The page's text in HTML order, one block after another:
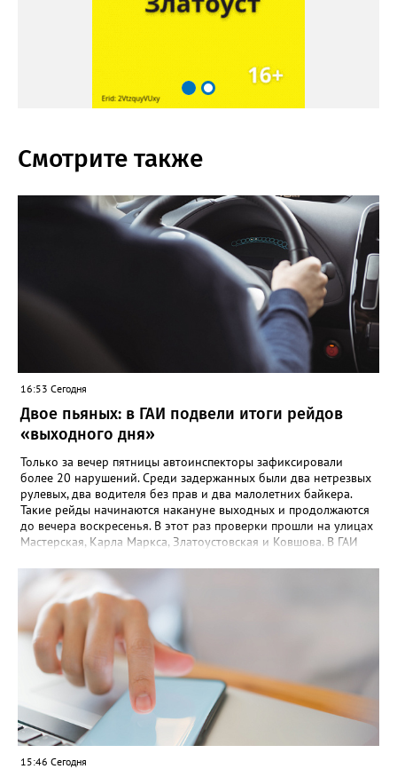
Смотрите также
16:53 Сегодня
Двое пьяных: в ГАИ подвели итоги рейдов
«выходного дня»
Только за вечер пятницы автоинспекторы зафиксировали
более 20 нарушений. Среди задержанных были два нетрезвых
рулевых, два водителя без прав и два малолетних байкера.
Такие рейды начинаются накануне выходных и продолжаются
до вечера воскресенья. В этот раз проверки прошли на улицах
Мастерская, Карла Маркса, Златоустовская и Ковшова. В ГАИ
подростки на купленных родителями питбайках. При этом
дети выезжают на дорогу с молчаливого согласия взрослых,
которых не останавливает грозящий в этом случае 30-
тысячный штраф. После очередного рейда два изъятых у юных
гонщиков мотоцикла отправились на штрафстоянку, а
материалы на подростков – в комиссию по делам
несовершеннолетних.
15:46 Сегодня